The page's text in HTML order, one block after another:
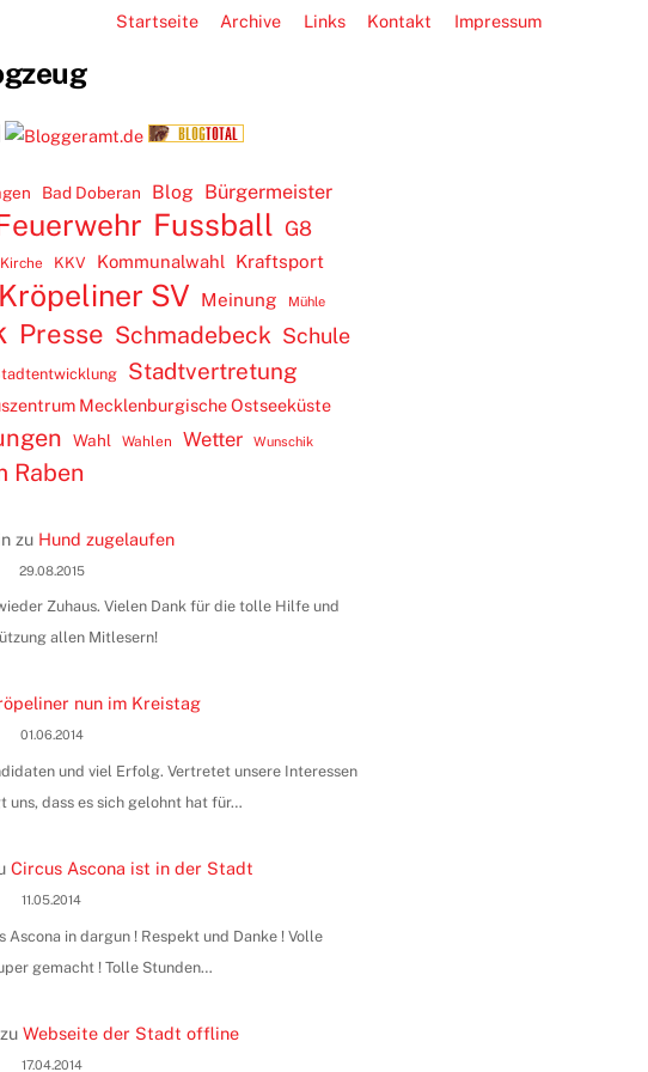
Startseite Archive Links Kontakt Impressum
Bad Doberan Blog Bürgermeister
Fussball G8
Kirche KKV Kommunalwahl Kraftsport
Kröpeliner SV Meinung Mühle
Presse Schmadebeck Schule
Stadtvertretung
Mecklenburgische Ostseeküste
Wahl Wahlen Wetter Wunschik
Raben
zu Hund zugelaufen
29.08.2015
Zuhaus. Vielen Dank für die tolle Hilfe und
allen Mitlesern!
nun im Kreistag
01.06.2014
und viel Erfolg. Vertretet unsere Interessen
uns, dass es sich gelohnt hat für…
Circus Ascona ist in der Stadt
11.05.2014
Ascona in dargun ! Respekt und Danke ! Volle
gemacht ! Tolle Stunden…
zuWebseite der Stadt offline
17.04.2014